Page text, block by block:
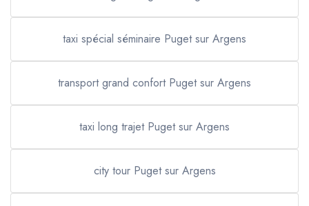
taxi spécial séminaire Puget sur Argens
transport grand confort Puget sur Argens
taxi long trajet Puget sur Argens
city tour Puget sur Argens